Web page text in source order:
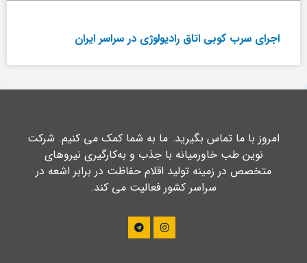
اجرای سرب کوبی اتاق رادیولوژی در سراسر ایران
امروز با ما تماس بگیرید. ما به شما کمک می کنیم. شرکت
نوین طب خاورمیانه با جذب و به‌کارگیری نیروهای
متخصص در زمینه تولید اقلام حفاظت در برابر اشعه در
سراسر کشور فعالیت می کند.